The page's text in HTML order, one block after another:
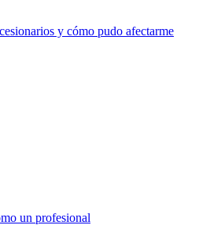
y cómo pudo afectarme
un profesional